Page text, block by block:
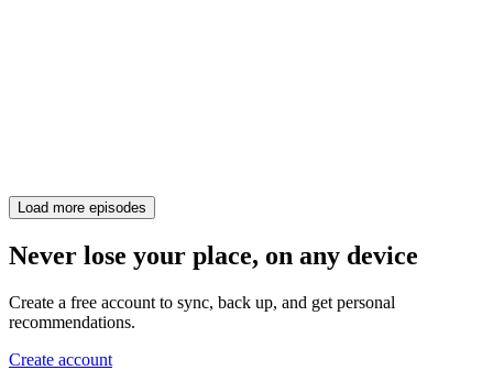
Load more episodes
Never lose your place, on any device
Create a free account to sync, back up, and get personal
recommendations.
Create account